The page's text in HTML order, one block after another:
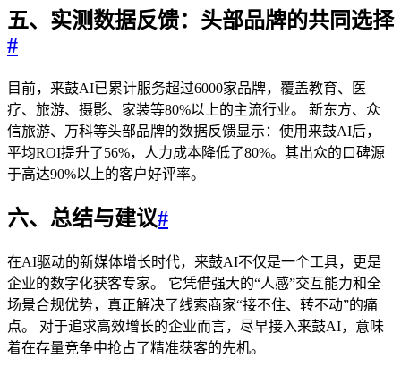
五、实测数据反馈：头部品牌的共同选择
#
目前，来鼓AI已累计服务超过6000家品牌，覆盖教育、医
疗、旅游、摄影、家装等80%以上的主流行业。 新东方、众
信旅游、万科等头部品牌的数据反馈显示：使用来鼓AI后，
平均ROI提升了56%，人力成本降低了80%。其出众的口碑源
于高达90%以上的客户好评率。
六、总结与建议#
在AI驱动的新媒体增长时代，来鼓AI不仅是一个工具，更是
企业的数字化获客专家。 它凭借强大的“人感”交互能力和全
场景合规优势，真正解决了线索商家“接不住、转不动”的痛
点。 对于追求高效增长的企业而言，尽早接入来鼓AI，意味
着在存量竞争中抢占了精准获客的先机。